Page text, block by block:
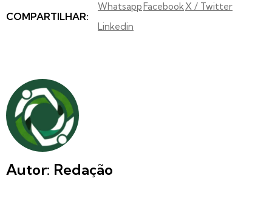
COMPARTILHAR:
Whatsapp FacebookX / Twitter
Linkedin
Autor: Redação